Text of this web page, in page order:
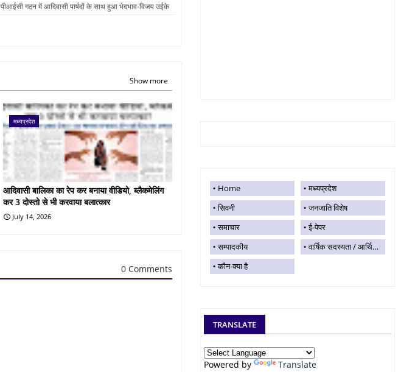
पीआईसी गठन में आदिवासी पार्षदों के साथ हुआ भेदभाव-विजय उईके
Show more
मध्यप्रदेश
आदिवासी बालिका का रेप कर बनाया वीडियो, ब्लैकमेलिंग
कर 3 दोस्तो से भी करवाया बलात्कार
July 14, 2026
0 Comments
Home
मध्यप्रदेश
सिवनी
जनजाति विशेष
समाचार
ई-पेपर
सम्पादकीय
वार्षिक सदस्यता / आर्थिक सहयोग
कौन-क्या है
TRANSLATE
Powered by Translate